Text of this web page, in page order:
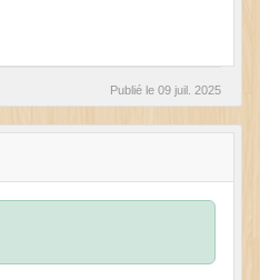
Publié le 09 juil. 2025